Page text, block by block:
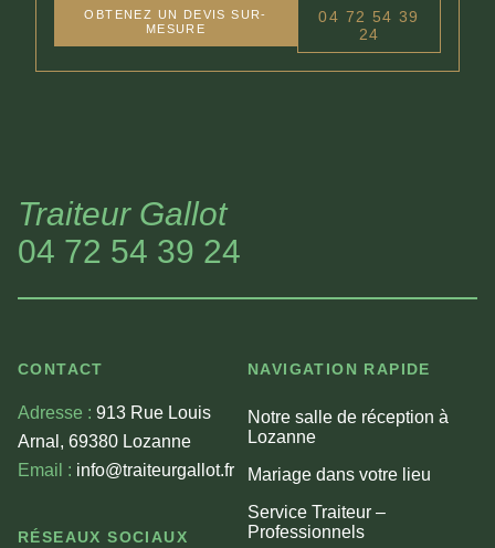
OBTENEZ UN DEVIS SUR-
MESURE
04 72 54 39
24
Traiteur Gallot
04 72 54 39 24
CONTACT
Adresse : 913 Rue Louis
Arnal, 69380 Lozanne
Email : info@traiteurgallot.fr
RÉSEAUX SOCIAUX
NAVIGATION RAPIDE
Notre salle de réception à
Lozanne
Mariage dans votre lieu
Service Traiteur –
Professionnels